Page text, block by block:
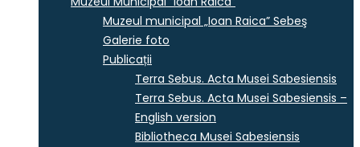
Muzeul municipal „Ioan Raica” Sebeş
Galerie foto
Publicații
Terra Sebus. Acta Musei Sabesiensis
Terra Sebus. Acta Musei Sabesiensis –
English version
Bibliotheca Musei Sabesiensis